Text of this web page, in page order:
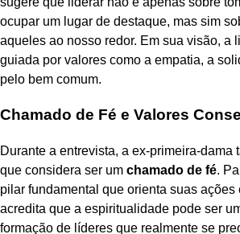
ocupar um lugar de destaque, mas sim
aqueles ao nosso redor. Em sua visão, a
guiada por valores como a empatia, a
pelo bem comum.
Chamado de Fé e Valores
Durante a entrevista, a ex-primeira-dama
que considera ser um chamado de fé.
pilar fundamental que orienta suas ações
acredita que a espiritualidade pode ser
formação de líderes que realmente se